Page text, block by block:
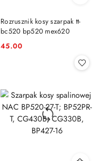
Rozrusznik kosy szarpak tt-
bc520 bp520 mex620
Cena:
45.00